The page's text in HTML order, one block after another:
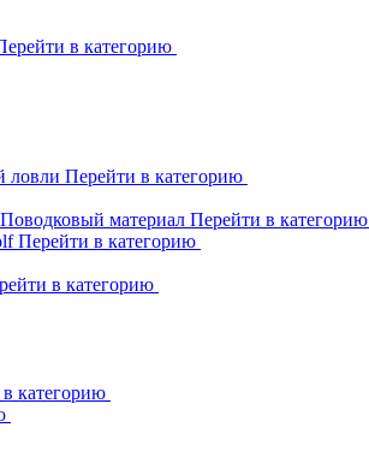
в категорию
ловли Перейти в категорию
Поводковый материал Перейти в категорию
Перейти в категорию
в категорию
категорию